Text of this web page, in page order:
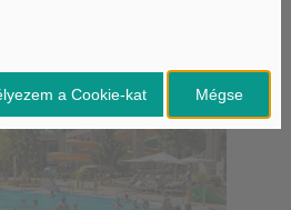
Mégse
a Cookie-kat